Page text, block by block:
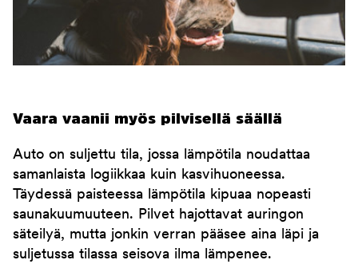
Vaara vaanii myös pilvisellä säällä
Auto on suljettu tila, jossa lämpötila noudattaa
samanlaista logiikkaa kuin kasvihuoneessa.
Täydessä paisteessa lämpötila kipuaa nopeasti
saunakuumuuteen. Pilvet hajottavat auringon
säteilyä, mutta jonkin verran pääsee aina läpi ja
suljetussa tilassa seisova ilma lämpenee.